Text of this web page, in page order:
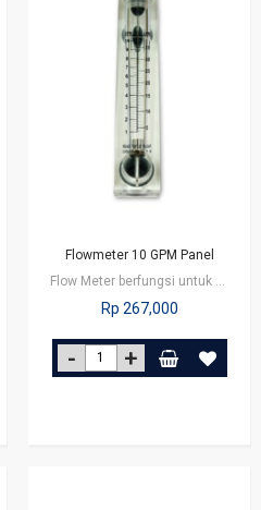
Flowmeter 10 GPM Panel
Rp 267,000